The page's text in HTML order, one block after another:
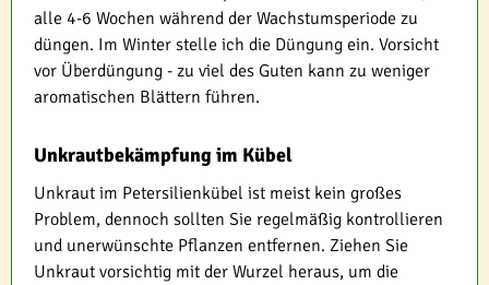
alle 4-6 Wochen während der Wachstumsperiode zu
düngen. Im Winter stelle ich die Düngung ein. Vorsicht
vor Überdüngung - zu viel des Guten kann zu weniger
aromatischen Blättern führen.
Unkrautbekämpfung im Kübel
Unkraut im Petersilienkübel ist meist kein großes
Problem, dennoch sollten Sie regelmäßig kontrollieren
und unerwünschte Pflanzen entfernen. Ziehen Sie
Unkraut vorsichtig mit der Wurzel heraus, um die